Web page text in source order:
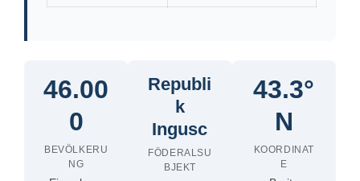
46.00
0
BEVÖLKERU
NG
Republi
k
Ingusc
FÖDERALSU
BJEKT
43.3°
N
KOORDINAT
E